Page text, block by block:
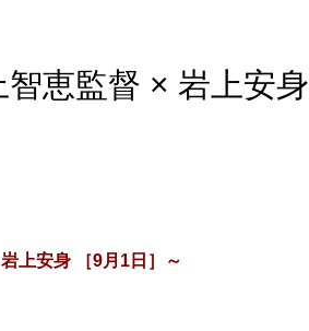
恵監督 × 岩上安身
上安身 ［9月1日］～